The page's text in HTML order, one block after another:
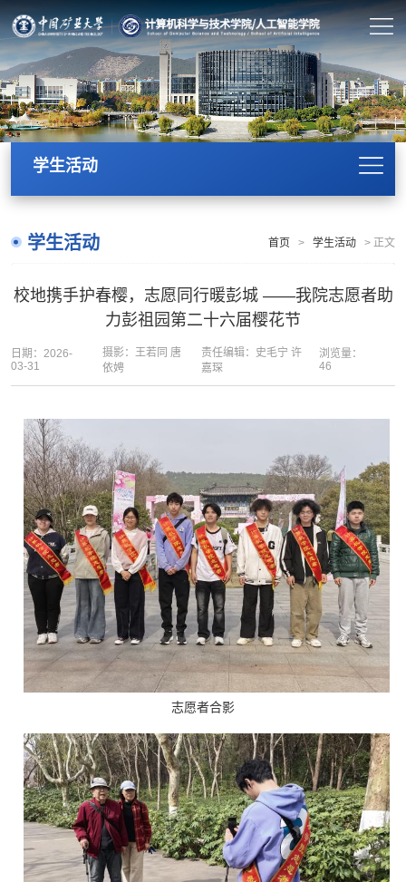
学生活动
学生活动 首页 > 学生活动 >正文
校地携手护春樱，志愿同行暖彭城 ——我院志愿者助
力彭祖园第二十六届樱花节
日期：2026-
03-31
摄影：王若同 唐
依娉
责任编辑：史毛宁 许
嘉琛
浏览量：
46
志愿者合影